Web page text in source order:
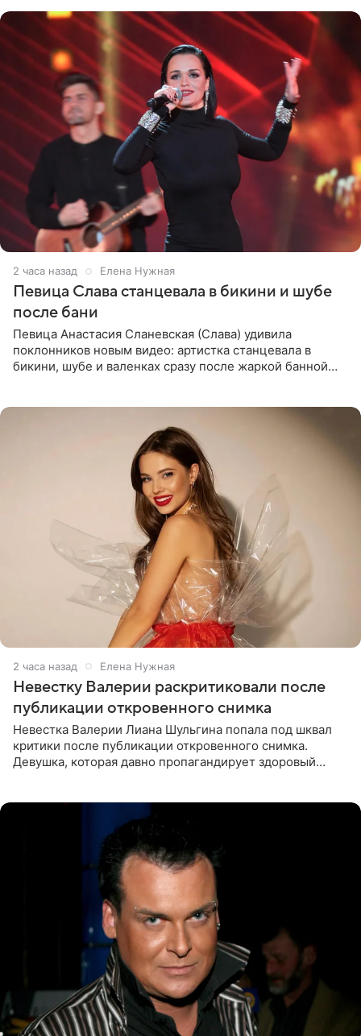
2 часа назад Елена Нужная
Певица Слава станцевала в бикини и шубе
после бани
Певица Анастасия Сланевская (Слава) удивила
поклонников новым видео: артистка станцевала в
бикини, шубе и валенках сразу после жаркой банной
2 часа назад Елена Нужная
Невестку Валерии раскритиковали после
публикации откровенного снимка
Невестка Валерии Лиана Шульгина попала под шквал
критики после публикации откровенного снимка.
Девушка, которая давно пропагандирует здоровый